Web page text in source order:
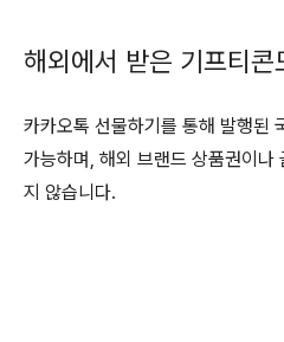
해외에서 받은 기프티
카카오톡 선물하기를 통해 발행된
가능하며, 해외 브랜드 상품권이나
지 않습니다.